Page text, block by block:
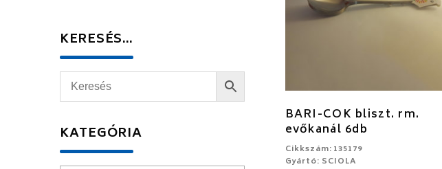
KERESÉS…
KATEGÓRIA
BARI-COK bliszt. rm.
evőkanál 6db
Cikkszám: 135179
Gyártó: SCIOLA